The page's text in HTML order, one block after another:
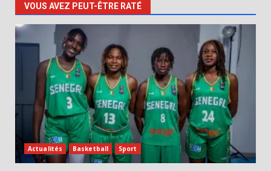
VOUS AVEZ PEUT-ÊTRE RATÉ
Actualités Basketball Sport